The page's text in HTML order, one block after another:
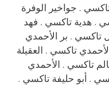
. جواخير الوفرة
. هدية تاكسي . فهد
تاكسي . بر الأحمدي
تاكسي . العقيلة
تاكسي . الأحمدي
. أبو حليفة تاكسي .